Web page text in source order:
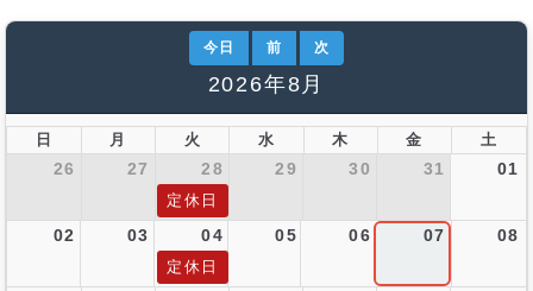
今日 前 次
2026年8月
日 月 火 水 木 金 土
26 27 28 29 30 31 01
定休日
02 03 04 05 06 07 08
定休日